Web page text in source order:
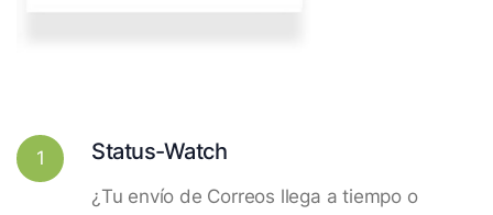
1 Status-Watch
¿Tu envío de Correos llega a tiempo o